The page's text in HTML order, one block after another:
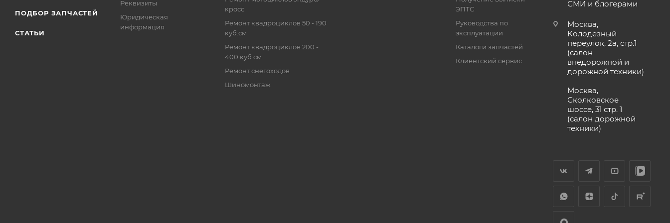
ПОДБОР ЗАПЧАСТЕЙ
СТАТЬИ
Реквизиты
Юридическая
информация
кросс
Ремонт квадроциклов 50 - 190
куб.см
Ремонт квадроциклов 200 -
400 куб.см
Ремонт снегоходов
Шиномонтаж
ЭПТС
Руководства по
эксплуатации
Каталоги запчастей
Клиентский сервис
СМИ и блогерами
Москва,
Колодезный
переулок, 2а, стр.1
(салон
внедорожной и
дорожной техники)
Москва,
Сколковское
шоссе, 31 стр. 1
(салон дорожной
техники)